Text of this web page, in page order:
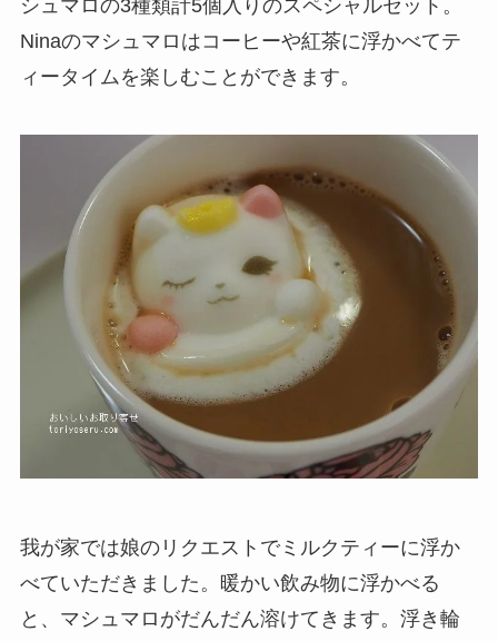
シュマロの3種類計5個入りのスペシャルセット。
Ninaのマシュマロはコーヒーや紅茶に浮かべてテ
ィータイムを楽しむことができます。
我が家では娘のリクエストでミルクティーに浮か
べていただきました。暖かい飲み物に浮かべる
と、マシュマロがだんだん溶けてきます。浮き輪